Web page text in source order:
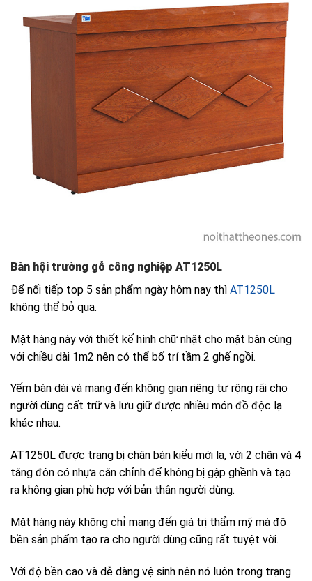
Bàn hội trường gỗ công nghiệp AT1250L
Để nối tiếp top 5 sản phẩm ngày hôm nay thì AT1250L
không thể bỏ qua.
Mặt hàng này với thiết kế hình chữ nhật cho mặt bàn cùng
với chiều dài 1m2 nên có thể bố trí tầm 2 ghế ngồi.
Yếm bàn dài và mang đến không gian riêng tư rộng rãi cho
người dùng cất trữ và lưu giữ được nhiều món đồ độc lạ
khác nhau.
AT1250L được trang bị chân bàn kiểu mới lạ, với 2 chân và 4
tăng đôn có nhựa căn chỉnh để không bị gập ghềnh và tạo
ra không gian phù hợp với bản thân người dùng.
Mặt hàng này không chỉ mang đến giá trị thẩm mỹ mà độ
bền sản phẩm tạo ra cho người dùng cũng rất tuyệt vời.
Với độ bền cao và dễ dàng vệ sinh nên nó luôn trong trạng